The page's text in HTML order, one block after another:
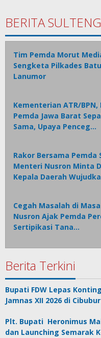
BERITA SULTENG
Tim Pemda Morut
Sengketa Pilkades
Lanumor
Kementerian ATR/BPN,
Pemda Jawa Barat
Sama, Upaya Penceg…
Rakor Bersama Pemda
Menteri Nusron Minta
Kepala Daerah
Cegah Masalah di
Nusron Ajak Pemda
Sertipikasi Tana…
Berita Terkini
Bupati FDW Lepas
Jamnas XII 2026 di Cibubur
Plt. Bupati Heronimus
dan Launching Semarak